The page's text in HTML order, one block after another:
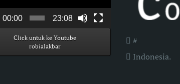
00:00 23:08
Click untuk ke Youtube
robialakbar
#
Indonesia.